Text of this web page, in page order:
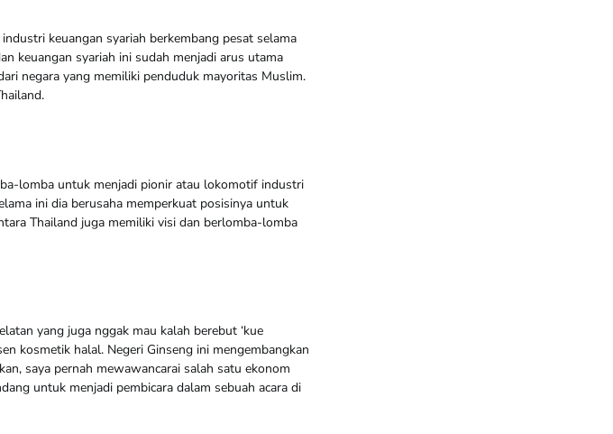
keuangan syariah berkembang pesat selama
keuangan syariah ini sudah menjadi arus utama
negara yang memiliki penduduk mayoritas Muslim.
lomba untuk menjadi pionir atau lokomotif industri
ini dia berusaha memperkuat posisinya untuk
Thailand juga memiliki visi dan berlomba-lomba
yang juga nggak mau kalah berebut ‘kue
kosmetik halal. Negeri Ginseng ini mengembangkan
saya pernah mewawancarai salah satu ekonom
untuk menjadi pembicara dalam sebuah acara di